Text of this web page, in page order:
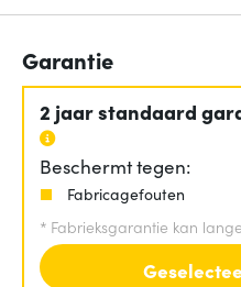
Garantie
2 jaar standaard
Beschermt tegen:
Fabricagefouten
* Fabrieksgarantie kan